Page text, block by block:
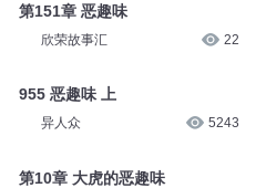
第151章 恶趣味
欣荣故事汇 22
955 恶趣味 上
异人众 5243
第10章 大虎的恶趣味